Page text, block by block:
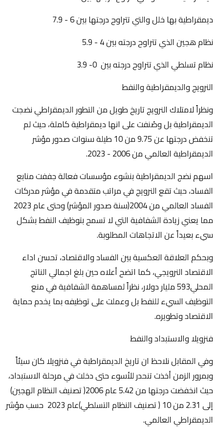
ديمقراطية بها خلل والتي تتراوح درجتها بين 6 - 7.9
نظام هجين الذي تتراوح درجته بين 4 - 5.9
نظام تسلطي الذي تتراوح درجته بين 0- 3.9
النرويج والديمقراطية والنفط
ونظراً لامتلاك النرويج تاريخ طويل من التطور الديمقراطي نضجت
الديمقراطية بل وصُنفت على انها ديمقراطية كاملة، حيث لم
تنخفض درجتها عن 9.75 من 10 طيلة سنوات صدور مؤشر
الديمقراطية العالمي من 2006 - 2023.
اسهم نضج الديمقراطية بنشوء مؤسسات فعالة جففت منابع
الفساد، حيث تقع النرويج في مراتب متقدمة في مؤشر مدركات
الفساد العالمي من 2004(سنة صدور المؤشر) وحتى عام 2023
مما يعني زيادة الشفافية التي لا تسمح بتوظيف النفط بشكل
سيء بعيداً عن الاتجاهات المطلوبة.
وبحكم العلاقة العكسية بين الفساد والاقتصاد، تحسن اداء
الاقتصاد النرويجي، كما اتضح أعلاه حين بلغ اجمالي الناتج
المحلي593 مليار دولار، نظراً لمساهمة الشفافية في منع
التوظيف السيء للنفط بل وعملت على توظيفه بما يخدم حماية
الاقتصاد وتطويره.
فنزويلا والاستبداد والنفط
وفي المقابل نلاحظ ان تاريخ الديمقراطية في فنزويلا كان سيئاً
وبمرور الزمن أخذت تنحدر للأسوء حتى دخلت في مرحلة الاستبداد،
حيث انخفضت درجتها من 5.42 عام 2006( تصنيف النظام الهجين)
إلى 2.31 من 10 ( تصنيف النظام التسلطي)عام 2023 حسب مؤشر
الديمقراطي العالمي.